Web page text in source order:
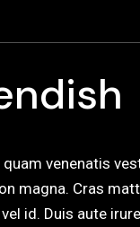
venenatis
magna. Cras
id. Duis aute